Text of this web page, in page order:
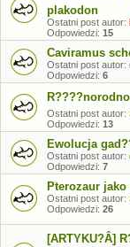
plakodon
Ostatni post autor:
Odpowiedzi: 15
Caviramus
Ostatni post autor:
Odpowiedzi: 6
Ostatni post autor:
Odpowiedzi: 13
Ewolucja
Ostatni post autor:
Odpowiedzi: 7
Pterozaur jako
Ostatni post autor:
Odpowiedzi: 26
[ARTYKU?Â]